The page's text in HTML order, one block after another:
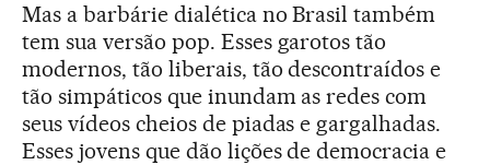
Mas a barbárie dialética no Brasil também
tem sua versão pop. Esses garotos tão
modernos, tão liberais, tão descontraídos e
tão simpáticos que inundam as redes com
seus vídeos cheios de piadas e gargalhadas.
Esses jovens que dão lições de democracia e